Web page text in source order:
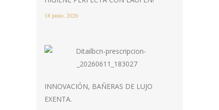
18 junio, 2026
INNOVACIÓN, BAÑERAS DE LUJO
EXENTA.